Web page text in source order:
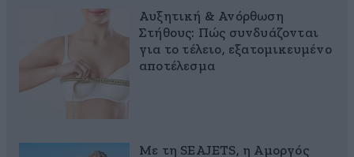
Αυξητική & Ανόρθωση
Στήθους: Πώς συνδυάζονται
για το τέλειο, εξατομικευμένο
αποτέλεσμα
Με τη SEAJETS, η Αμοργός